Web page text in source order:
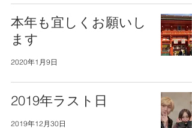
本年も宜しくお願いし
ます
2020年1月9日
2019年ラスト日
2019年12月30日